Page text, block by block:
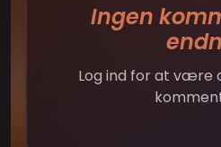
Ingen
Log ind for at være